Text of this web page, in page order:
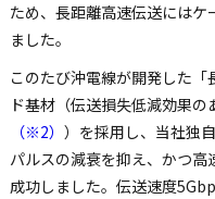
ため、長距離高速伝送にはケ
ました。
このたび沖電線が開発した「
ド基材（伝送損失低減効果
（※2） ）を採用し、当社独
パルスの減衰を抑え、かつ高
成功しました。伝送速度